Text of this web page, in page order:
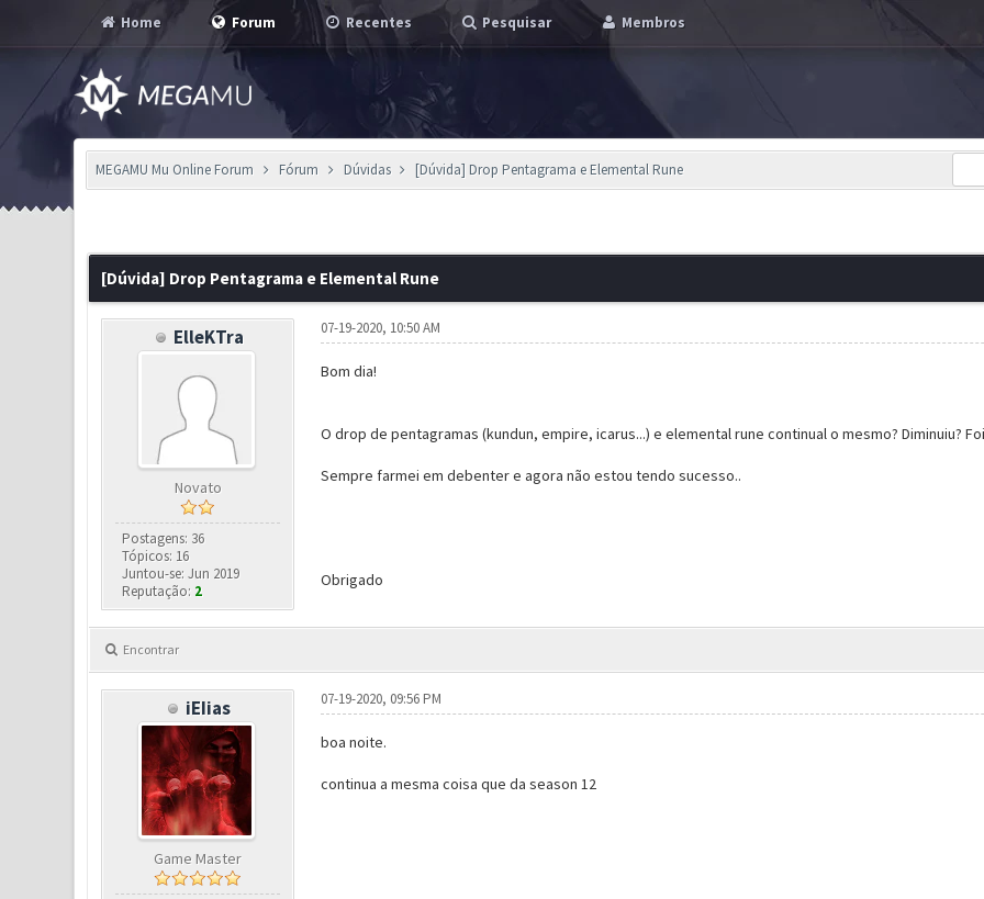
Home Forum Recentes Pesquisar Membros
MEGAMU Mu Online Forum Fórum Dúvidas [Dúvida] Drop Pentagrama e Elemental Rune
[Dúvida] Drop Pentagrama e Elemental Rune
ElleKTra
Novato
Postagens: 36
Tópicos: 16
Juntou-se: Jun 2019
Reputação: 2
07-19-2020, 10:50 AM
Bom dia!
O drop de pentagramas (kundun, empire, icarus...) e elemental rune continual o mesmo? Diminuiu?
Sempre farmei em debenter e agora não estou tendo sucesso..
Obrigado
Encontrar
iEIias
Game Master
07-19-2020, 09:56 PM
boa noite.
continua a mesma coisa que da season 12